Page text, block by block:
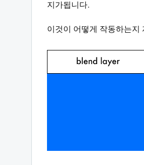
지가됩니다.
이것이 어떻게 작동하는지